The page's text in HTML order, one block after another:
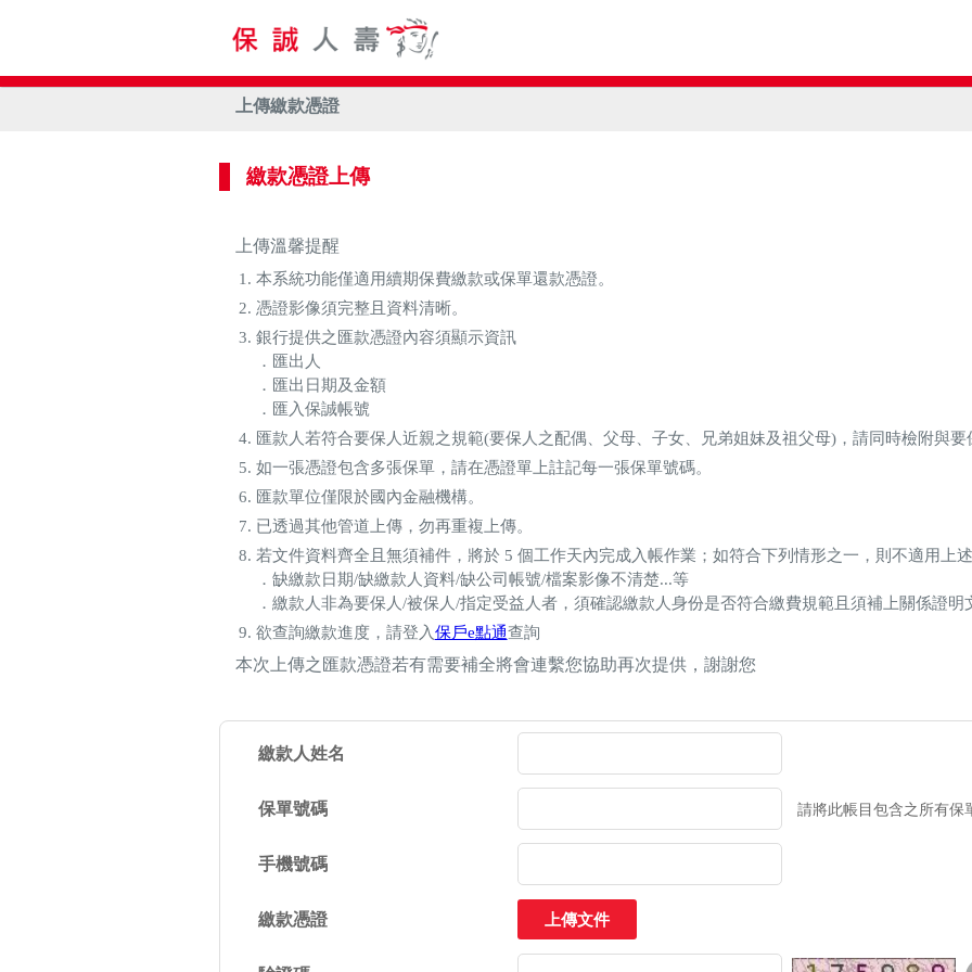
上傳繳款憑證
繳款憑證上傳
上傳溫馨提醒
本系統功能僅適用續期保費繳款或保單還款憑證。
憑證影像須完整且資料清晰。
銀行提供之匯款憑證內容須顯示資訊
．匯出人
．匯出日期及金額
．匯入保誠帳號
匯款人若符合要保人近親之規範(要保人之配偶、父母、子女、兄弟姐妹及祖父母)，請同時檢附與要
如一張憑證包含多張保單，請在憑證單上註記每一張保單號碼。
匯款單位僅限於國內金融機構。
已透過其他管道上傳，勿再重複上傳。
若文件資料齊全且無須補件，將於 5 個工作天內完成入帳作業；如符合下列情形之一，則不適用上述
．缺繳款日期/缺繳款人資料/缺公司帳號/檔案影像不清楚...等
．繳款人非為要保人/被保人/指定受益人者，須確認繳款人身份是否符合繳費規範且須補上關係證明
欲查詢繳款進度，請登入保戶e點通查詢
本次上傳之匯款憑證若有需要補全將會連繫您協助再次提供，謝謝您
繳款人姓名
保單號碼 請將此帳目包含之所有保
手機號碼
繳款憑證 上傳文件